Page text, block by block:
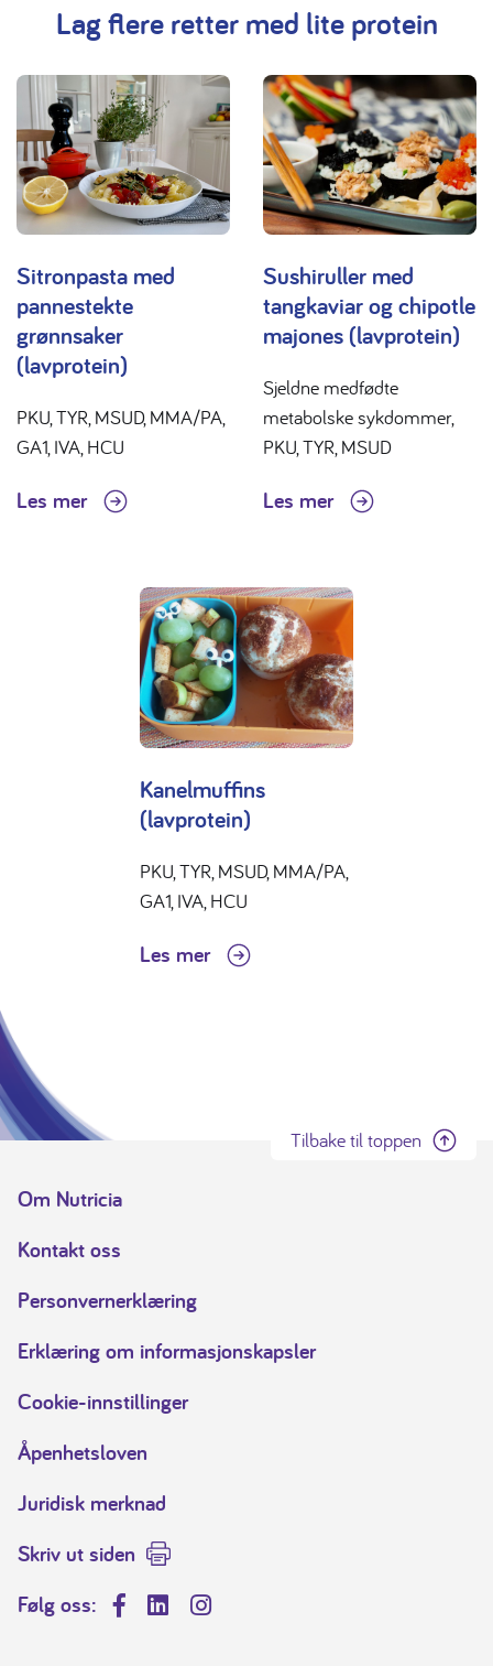
Lag flere retter med lite protein
Sitronpasta med
pannestekte
grønnsaker
(lavprotein)
PKU, TYR, MSUD, MMA/PA,
GA1, IVA, HCU
Les mer
Sushiruller med
tangkaviar og chipotle
majones (lavprotein)
Sjeldne medfødte
metabolske sykdommer,
PKU, TYR, MSUD
Les mer
Kanelmuffins
(lavprotein)
PKU, TYR, MSUD, MMA/PA,
GA1, IVA, HCU
Les mer
Tilbake til toppen
Om Nutricia
Kontakt oss
Personvernerklæring
Erklæring om informasjonskapsler
Cookie-innstillinger
Åpenhetsloven
Juridisk merknad
Skriv ut siden
Følg oss:
Facebook
LinkedInInstagram